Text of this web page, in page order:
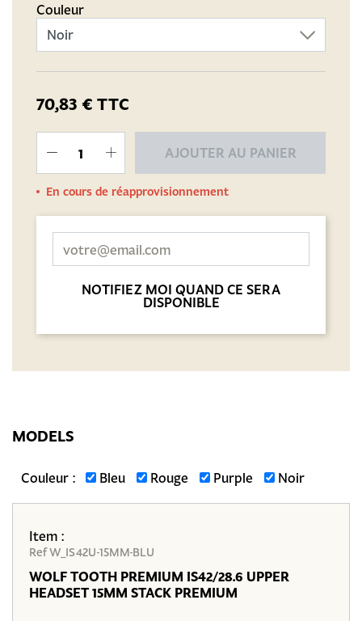
Couleur
70,83 € TTC
AJOUTER AU PANIER
En cours de réapprovisionnement
NOTIFIEZ MOI QUAND CE SERA
DISPONIBLE
MODELS
Couleur : Bleu Rouge Purple Noir
Item :
Ref W_IS42U-15MM-BLU
WOLF TOOTH PREMIUM IS42/28.6 UPPER
HEADSET 15MM STACK PREMIUM